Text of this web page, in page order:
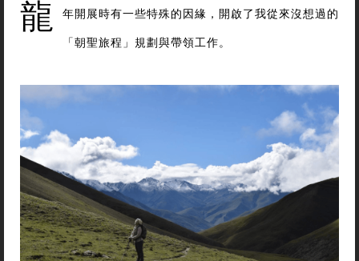
龍
年開展時有一些特殊的因緣，開啟了我從來沒想過的
「朝聖旅程」規劃與帶領工作。